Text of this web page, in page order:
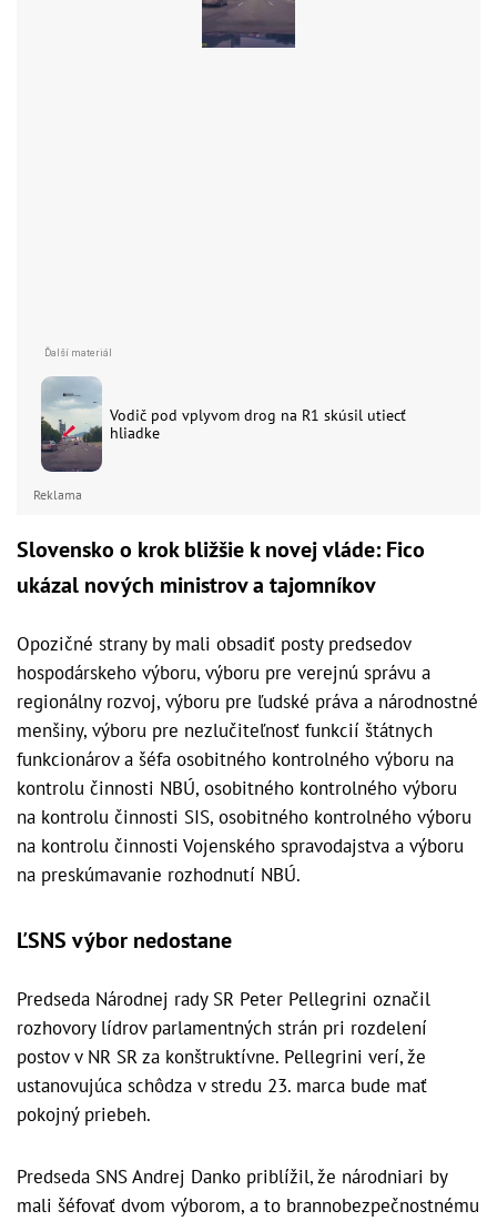
Vodič pod vplyvom drog na R1 skúsil utiecť
hliadke
Reklama
Slovensko o krok bližšie k novej vláde: Fico
ukázal nových ministrov a tajomníkov
Opozičné strany by mali obsadiť posty predsedov
hospodárskeho výboru, výboru pre verejnú správu a
regionálny rozvoj, výboru pre ľudské práva a národnostné
menšiny, výboru pre nezlučiteľnosť funkcií štátnych
funkcionárov a šéfa osobitného kontrolného výboru na
kontrolu činnosti NBÚ, osobitného kontrolného výboru
na kontrolu činnosti SIS, osobitného kontrolného výboru
na kontrolu činnosti Vojenského spravodajstva a výboru
na preskúmavanie rozhodnutí NBÚ.
ĽSNS výbor nedostane
Predseda Národnej rady SR Peter Pellegrini označil
rozhovory lídrov parlamentných strán pri rozdelení
postov v NR SR za konštruktívne. Pellegrini verí, že
ustanovujúca schôdza v stredu 23. marca bude mať
pokojný priebeh.
Predseda SNS Andrej Danko priblížil, že národniari by
mali šéfovať dvom výborom, a to brannobezpečnostnému